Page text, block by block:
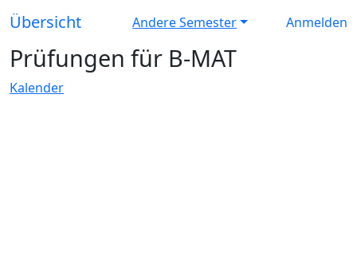
Übersicht Andere Semester Anmelden
Prüfungen für B-MAT
Kalender